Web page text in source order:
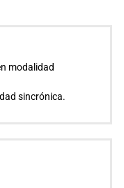
modalidad
sincrónica.